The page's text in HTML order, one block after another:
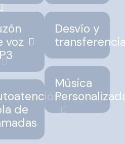
voz
de
Desvío y
Música